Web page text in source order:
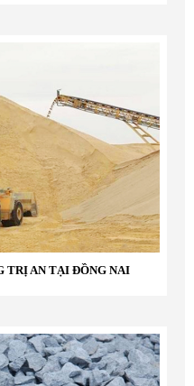
TRỊ AN TẠI ĐỒNG NAI